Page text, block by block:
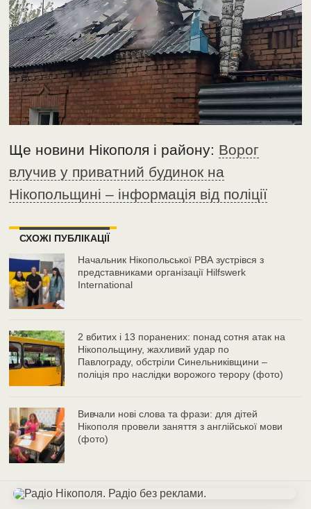
Ще новини Нікополя і району: Ворог
влучив у приватний будинок на
Нікопольщині – інформація від поліції
СХОЖІ ПУБЛІКАЦІЇ
Начальник Нікопольської РВА зустрівся з
представниками організації Hilfswerk
International
2 вбитих і 13 поранених: понад сотня атак на
Нікопольщину, жахливий удар по
Павлограду, обстріли Синельниківщини –
поліція про наслідки ворожого терору (фото)
Вивчали нові слова та фрази: для дітей
Нікополя провели заняття з англійської мови
(фото)